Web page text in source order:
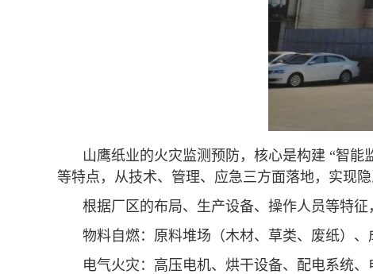
山鹰纸业的火灾监测预防，核心是构建 “智
等特点，从技术、管理、应急三方面落地，实现隐
根据厂区的布局、生产设备、操作人员等特征
物料自燃：原料堆场（木材、草类、废纸）
电气火灾：高压电机、烘干设备、配电系统